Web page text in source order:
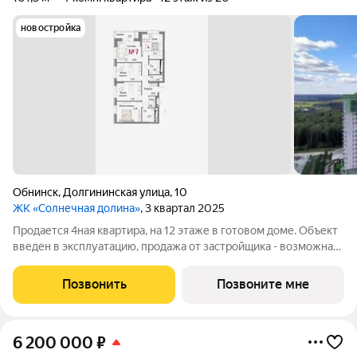
новостройка
Обнинск, Долгининская улица,10
ЖК «Солнечная долина», 3 квартал 2025
Продается 4ная квартира, на 12 этаже в готовом доме. Объект
введен в эксплуатацию, продажа от застройщика - возможна
высококачественный монолитно-кирпичный дом - автономное
отопление - просторные кухни, -
Позвонить Позвоните мне
6 200 000 ₽